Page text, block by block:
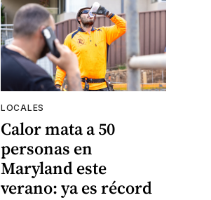
LOCALES
Calor mata a 50
personas en
Maryland este
verano: ya es récord